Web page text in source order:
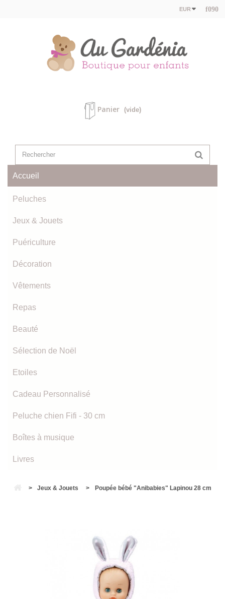
EUR
Panier (vide)
Accueil
Peluches
Jeux & Jouets
Puériculture
Décoration
Vêtements
Repas
Beauté
Sélection de Noël
Etoiles
Cadeau Personnalisé
Peluche chien Fifi - 30 cm
Boîtes à musique
Livres
> Jeux & Jouets > Poupée bébé "Anibabies" Lapinou 28 cm